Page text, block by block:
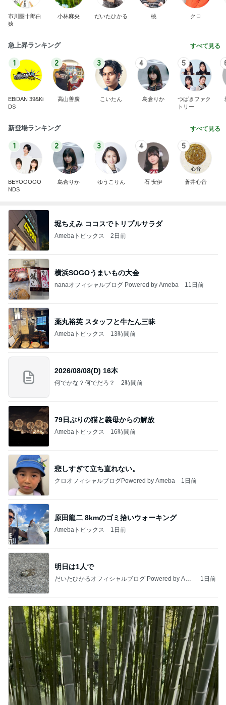
市川團十郎白
猿
小林麻央 だいたひかる 桃 クロ
急上昇ランキング すべて見る
1
EBiDAN 39&Ki
DS
2
高山善廣
3
こいたん
4
島倉りか
5
つばきファク
トリー
新登場ランキング すべて見る
1
BEYOOOOO
NDS
2
島倉りか
3
ゆうこりん
4
石 安伊
5
蒼井心音
堀ちえみ ココスでトリプルサラダ
Amebaトピックス 2日前
横浜SOGOうまいもの大会
nanaオフィシャルブログ Powered by Ameba 11日前
薬丸裕英 スタッフと牛たん三昧
Amebaトピックス 13時間前
2026/08/08(D) 16本
何でかな？何でだろ？ 2時間前
79日ぶりの猫と義母からの解放
Amebaトピックス 16時間前
悲しすぎて立ち直れない。
クロオフィシャルブログPowered by Ameba 1日前
原田龍二 8kmのゴミ拾いウォーキング
Amebaトピックス 1日前
明日は1人で
だいたひかるオフィシャルブログ Powered by Ame
1日前